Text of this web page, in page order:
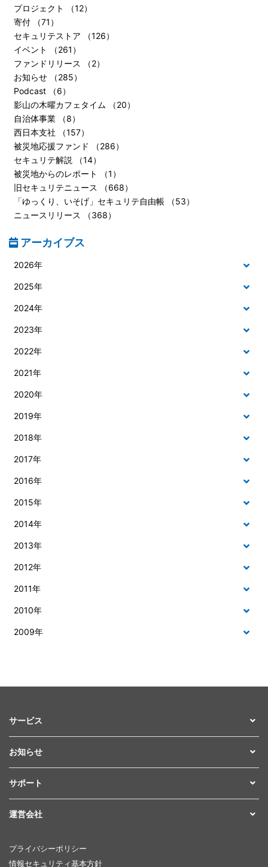
プロジェクト （12）
寄付 （71）
セキュリテストア （126）
イベント （261）
ファンドリリース （2）
お知らせ （285）
Podcast （6）
影山の木曜カフェタイム （20）
自治体事業 （8）
西日本支社 （157）
被災地応援ファンド （286）
セキュリテ解説 （14）
被災地からのレポート （1）
旧セキュリテニュース （668）
「ゆっくり、いそげ」セキュリテ自由帳 （53）
ニュースリリース （368）
アーカイブス
2026年
2025年
2024年
2023年
2022年
2021年
2020年
2019年
2018年
2017年
2016年
2015年
2014年
2013年
2012年
2011年
2010年
2009年
サービス
お知らせ
サポート
運営会社
プライバシーポリシー
情報セキュリティ基本方針